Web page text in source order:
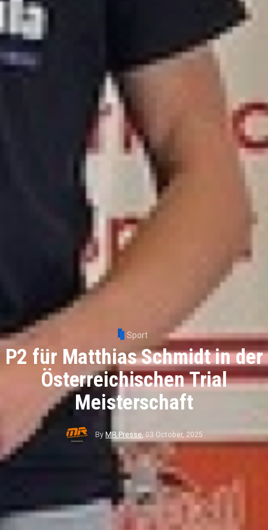
Sport
P2 für Matthias Schmidt in der
Österreichischen Trial
Meisterschaft
ByMR Presse 03 October, 2025